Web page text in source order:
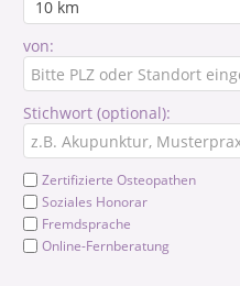
von:
Stichwort (optional):
Zertifizierte Osteopathen
Soziales Honorar
Fremdsprache
Online-Fernberatung